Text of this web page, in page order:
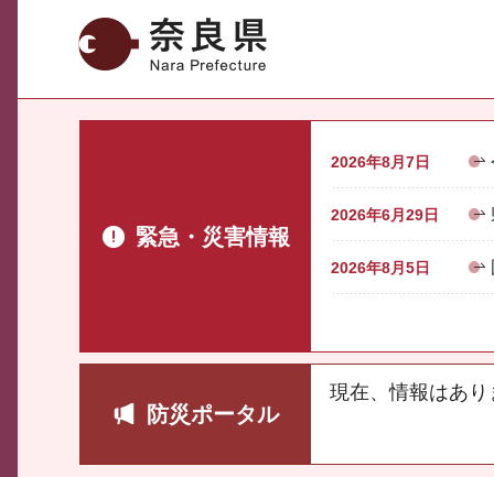
奈良県
緊急・災害情報
2026年8月7日
2026年6月29日
2026年8月5日
防災ポータル
現在、情報はあり